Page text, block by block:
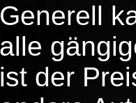
Generell
alle
ist der